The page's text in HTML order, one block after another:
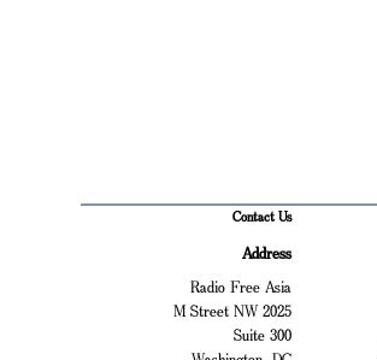
Contact Us
Address
Radio Free Asia
2025 M Street NW
Suite 300